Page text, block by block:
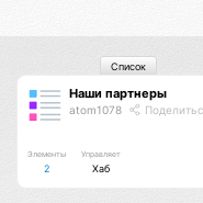
Наши партнеры
atom1078
Элементы
2
Управляет
Хаб
Список